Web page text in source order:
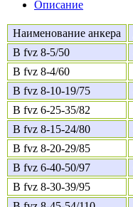
Описание
Наименование анкера
B fvz 8-5/50
B fvz 8-4/60
B fvz 8-10-19/75
B fvz 6-25-35/82
B fvz 8-15-24/80
B fvz 8-20-29/85
B fvz 6-40-50/97
B fvz 8-30-39/95